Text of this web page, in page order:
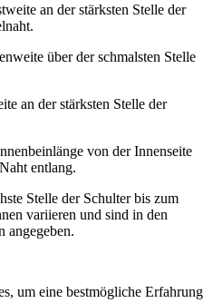
an der stärksten Stelle der
über der schmalsten Stelle
an der stärksten Stelle der
von der Innenseite
entlang.
Stelle der Schulter bis zum
variieren und sind in den
angegeben.
um eine bestmögliche Erfahrung